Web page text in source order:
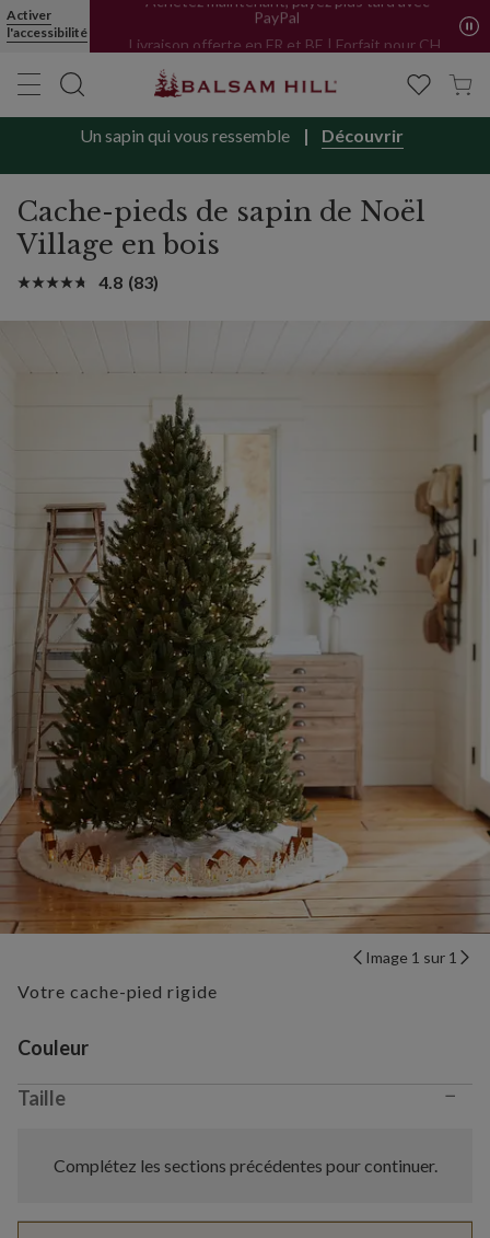
Activer
l'accessibilité
Achetez maintenant, payez plus tard avec
PayPal
Livraison offerte en FR et BE | Forfait pour CH
Un sapin qui vous ressemble Découvrir
Cache-pieds de sapin de Noël
Village en bois
4.8 (83)
Image 1 sur 1
Votre cache-pied rigide
Variant selection
Couleur
Taille −
Complétez les sections précédentes pour continuer.